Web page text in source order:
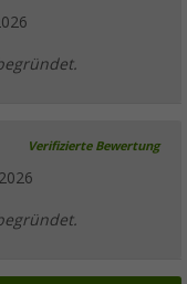
Verifizierte Bewertung